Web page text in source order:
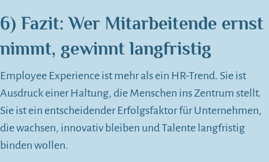
6) Fazit: Wer Mitarbeitende ernst
nimmt, gewinnt langfristig
Employee Experience ist mehr als ein HR-Trend. Sie ist
Ausdruck einer Haltung, die Menschen ins Zentrum stellt.
Sie ist ein entscheidender Erfolgsfaktor für Unternehmen,
die wachsen, innovativ bleiben und Talente langfristig
binden wollen.